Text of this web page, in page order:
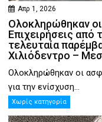
Απρ 1, 2026
Ολοκληρώθηκαν
Επιχειρήσεις από
τελευταία
Χιλιόδεντρο –
Ολοκληρώθηκαν οι
για την ενίσχυση...
Χωρίς κατηγορία